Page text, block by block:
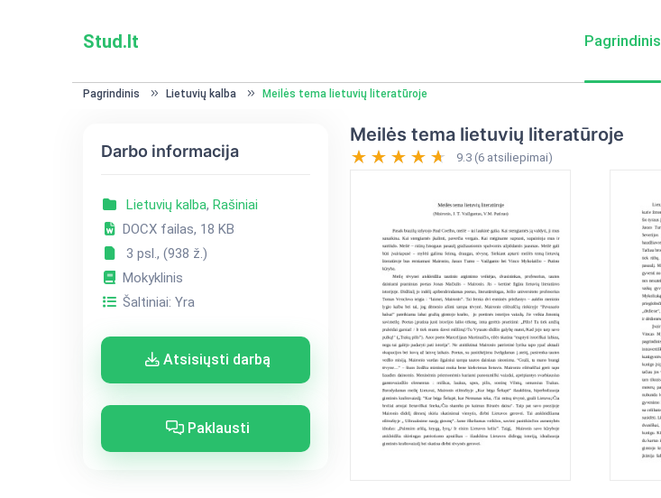
Stud.lt Pagrindinis
Pagrindinis Lietuvių kalba Meilės tema lietuvių literatūroje
Darbo informacija
Lietuvių kalba, Rašiniai
DOCX failas, 18 KB
3 psl., (938 ž.)
Mokyklinis
Šaltiniai: Yra
Atsisiųsti darbą
Paklausti
Meilės tema lietuvių literatūroje
9.3 (6 atsiliepimai)